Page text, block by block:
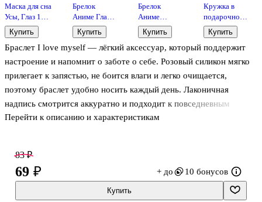
Браслет I love myself — лёгкий аксессуар, который поддержит
настроение и напомнит о заботе о себе. Розовый силикон мягко
прилегает к запястью, не боится влаги и легко очищается,
поэтому браслет удобно носить каждый день. Лаконичная
надпись смотрится аккуратно и подходит к повседневным
образам. Хороший вариант небольшого подарка себе или
Перейти к описанию и характеристикам
Маска для сна
Усы, Глаз 12-
37559-YZ-
7530
Купить
Брелок
Аниме Глаза
(Сёдзё)
(акрил) (3х5)
Купить
Брелок
Аниме
Девушка с
бантиком
(Сёдзё)
(стекло) (3,2
Купить
Кружка в
подарочной
коробке
Благословение
Се Лянь и
Сань Лан с
(керамика,
деколь)
(330мл) (12-
Купить
83 ₽
69 ₽ + до 10 бонусов
Купить